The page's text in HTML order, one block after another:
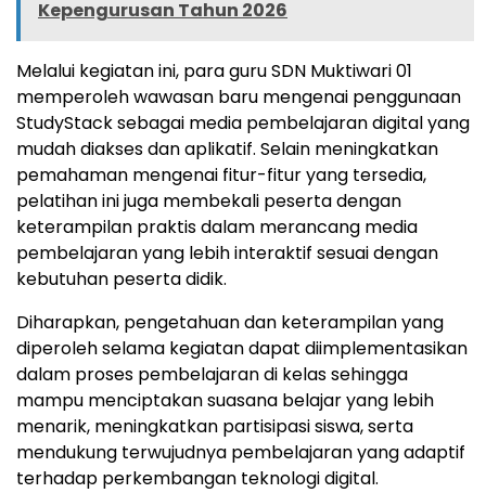
Kepengurusan Tahun 2026
Melalui kegiatan ini, para guru SDN Muktiwari 01
memperoleh wawasan baru mengenai penggunaan
StudyStack sebagai media pembelajaran digital yang
mudah diakses dan aplikatif. Selain meningkatkan
pemahaman mengenai fitur-fitur yang tersedia,
pelatihan ini juga membekali peserta dengan
keterampilan praktis dalam merancang media
pembelajaran yang lebih interaktif sesuai dengan
kebutuhan peserta didik.
Diharapkan, pengetahuan dan keterampilan yang
diperoleh selama kegiatan dapat diimplementasikan
dalam proses pembelajaran di kelas sehingga
mampu menciptakan suasana belajar yang lebih
menarik, meningkatkan partisipasi siswa, serta
mendukung terwujudnya pembelajaran yang adaptif
terhadap perkembangan teknologi digital.